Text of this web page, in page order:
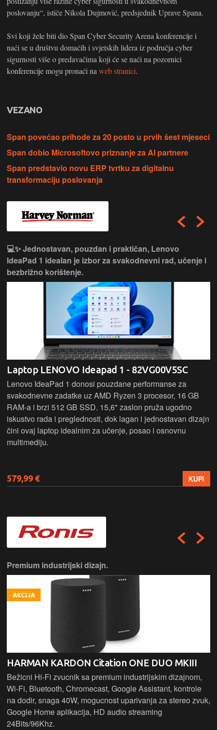
poslovanju“, ističe Nikola Dujmović, predsjednik Uprave Spana.
Svi koji žele biti dio Span Cyber Security Arena konferencije i
naći se u društvu domaćih i svjetskih lidera iz područja cyber
sigurnosti više o predavačima koji će se naći na pozornici
konferencije mogu pronaći na web stranici.
VEZANO
Span povećao prihode za 20 posto u prvih šest mjeseci
Span dobio Microsoftovo priznanje za AI partnere
Span predstavio novu ERP tvrtku za digitalnu
transformaciju poslovanja
💻✨ Jednostavan, pouzdan i praktičan, Lenovo
IdeaPad 1 idealan je izbor za svakodnevni rad, učenje i
bezbrižno korištenje.
Laptop LENOVO Ideapad 1 - 82VG00V5SC
Lenovo IdeaPad 1 donosi pouzdane performanse za
svakodnevne zadatke uz AMD Ryzen 3 procesor, 16 GB
RAM-a i brzi 512 GB SSD. 15,6" zaslon pruža ugodno
iskustvo rada i preglednosti, dok lagan i jednostavan dizajn
čini ovaj laptop idealnim za učenje, posao i osnovnu
multimediju.
579,99 € KUPI
Premium industrijski dizajn.
AKCIJA
HARMAN KARDON Citation ONE DUO MKIII
Bežicni Hi-Fi zvucnik sa premium industrijskim dizajnom,
Wi-Fi, Bluetooth, Chromecast, Google Assistant, kontrole
na dodir, snaga 40W, mogucnost uparivanja za stereo zvuk,
Google Home aplikacija, HD audio streaming
24Bits/96Khz.